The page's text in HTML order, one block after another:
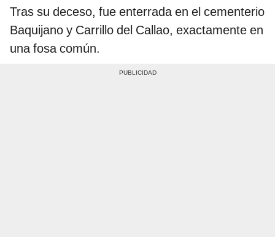
Tras su deceso, fue enterrada en el cementerio
Baquijano y Carrillo del Callao, exactamente en
una fosa común.